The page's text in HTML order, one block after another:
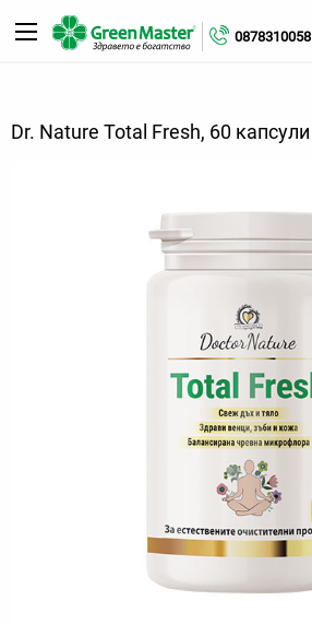
0878310058
Dr. Nature Total Fresh, 60 капсули